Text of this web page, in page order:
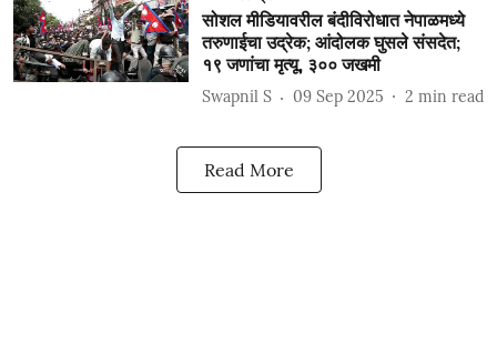
सोशल मीडियावरील बंदीविरोधात नेपाळमध्ये
तरुणाईचा उद्रेक; आंदोलक घुसले संसदेत;
१९ जणांचा मृत्यू, ३०० जखमी
Swapnil S 09 Sep 2025 2 min read
Read More